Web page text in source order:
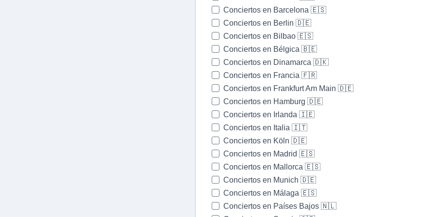
Conciertos en Barcelona 🇪🇸
Conciertos en Berlin 🇩🇪
Conciertos en Bilbao 🇪🇸
Conciertos en Bélgica 🇧🇪
Conciertos en Dinamarca 🇩🇰
Conciertos en Francia 🇫🇷
Conciertos en Frankfurt Am Main 🇩🇪
Conciertos en Hamburg 🇩🇪
Conciertos en Irlanda 🇮🇪
Conciertos en Italia 🇮🇹
Conciertos en Köln 🇩🇪
Conciertos en Madrid 🇪🇸
Conciertos en Mallorca 🇪🇸
Conciertos en Munich 🇩🇪
Conciertos en Málaga 🇪🇸
Conciertos en Países Bajos 🇳🇱